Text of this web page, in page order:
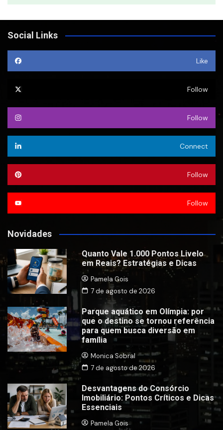
Social Links
Like
Follow
Follow
Connect
Follow
Follow
Novidades
Quanto Vale 1.000 Pontos Livelo
em Reais? Estratégias e Dicas
Pamela Gois
7 de agosto de 2026
Parque aquático em Olímpia: por
que o destino se tornou referência
para quem busca diversão em
família
Monica Sobral
7 de agosto de 2026
Desvantagens do Consórcio
Imobiliário: Pontos Críticos e Dicas
Essenciais
Pamela Gois